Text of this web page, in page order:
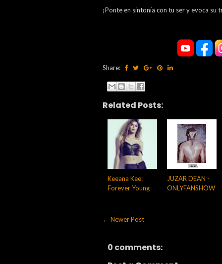
¡Ponte en sintonía con tu ser y evoca su
Share:
Related Posts:
Keeana Kee:
Forever Young
JUZAR DEAN -
ONLYFANSHOW
← Newer Post
0 comments: